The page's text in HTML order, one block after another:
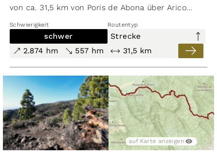
von ca. 31,5 km von Poris de Abona über Arico
kontinuierlich bergauf und nur auf der letzten
Etappe bergab. Die Wanderung bietet ein
abwechslungsreiches Erlebnis mit einem Start am
Meer, spektakulären Schluchten, imposanten
Felswänden, wasserführenden Kanälen und
alpinen Passagen. Der atemberaubende Ausblick
von der Anhöhe erstreckt sich über große Teile des
Nationalparks El Teide und die beeindruckende
Südseite der Insel mit dem herausragenden
Barranco del Río. Auf der Strecke bis zum Parador
Schwierigkeit Routentyp
schwer
Strecke
2.874 hm
557 hm 31,5 km
auf Karte anzeigen